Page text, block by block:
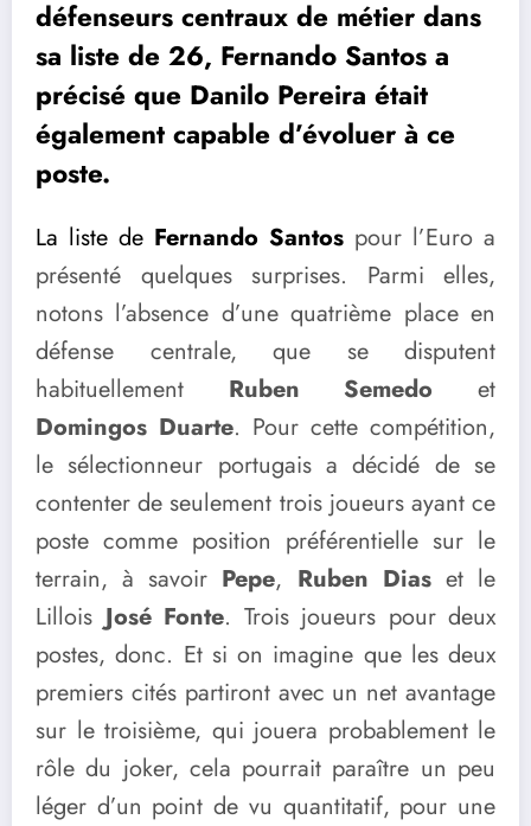
défenseurs centraux de métier dans
sa liste de 26, Fernando Santos a
précisé que Danilo Pereira était
également capable d’évoluer à ce
poste.
La liste de Fernando Santos pour l’Euro a
présenté quelques surprises. Parmi elles,
notons l’absence d’une quatrième place en
défense centrale, que se disputent
habituellement Ruben Semedo et
Domingos Duarte. Pour cette compétition,
le sélectionneur portugais a décidé de se
contenter de seulement trois joueurs ayant ce
poste comme position préférentielle sur le
terrain, à savoir Pepe, Ruben Diaset le
LilloisJosé Fonte. Trois joueurs pour deux
postes, donc. Et si on imagine que les deux
premiers cités partiront avec un net avantage
sur le troisième, qui jouera probablement le
rôle du joker, cela pourrait paraître un peu
léger d’un point de vu quantitatif, pour une